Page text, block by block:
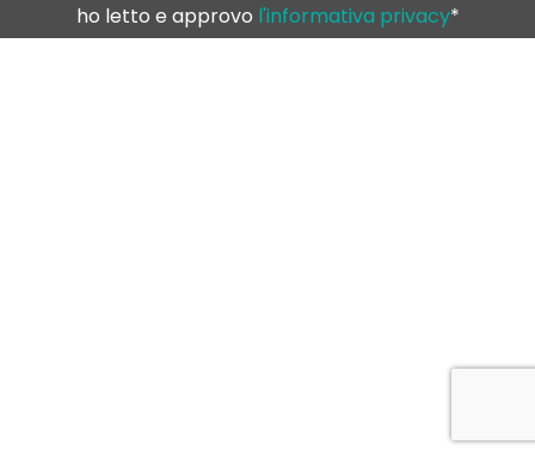
ho letto e approvo l'informativa privacy*